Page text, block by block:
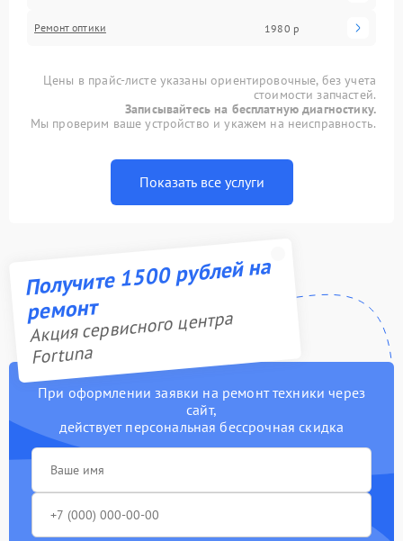
Ремонт оптики 1980 р
Цены в прайс-листе указаны ориентировочные, без учета
стоимости запчастей.
Записывайтесь на бесплатную диагностику.
Мы проверим ваше устройство и укажем на неисправность.
Показать все услуги
Получите 1500 рублей на
ремонт
Акция сервисного центра
Fortuna
При оформлении заявки на ремонт техники через
сайт,
действует персональная бессрочная скидка